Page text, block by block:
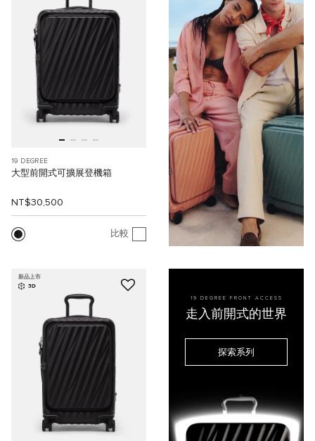
19 DEGREE
大型前開式可擴展登機箱
NT$30,500
比較
新品上市
3D
19 DEGREE FRONT ACCESS
走入前開式的世界
探索系列